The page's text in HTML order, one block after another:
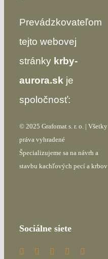
Prevádzkovateľom
tejto webovej
stránky krby-
aurora.sk je
spoločnosť:
© 2025 Grafomat s. r. o. | Všetky
práva vyhradené
Špecializujeme sa na návrh a
stavbu kachľových pecí a krbov
Sociálne siete